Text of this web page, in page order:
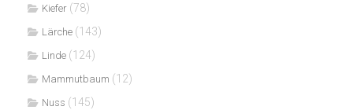
Kiefer (78)
Lärche (143)
Linde (124)
Mammutbaum (12)
Nuss (145)